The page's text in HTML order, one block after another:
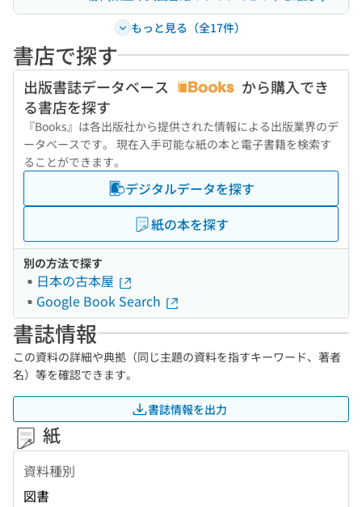
もっと見る（全17件）
書店で探す
出版書誌データベース
から購入でき
る書店を探す
『Books』は各出版社から提供された情報による出版業界のデ
ータベースです。 現在入手可能な紙の本と電子書籍を検索す
ることができます。
デジタルデータを探す
紙の本を探す
別の方法で探す
日本の古本屋
Google Book Search
書誌情報
この資料の詳細や典拠（同じ主題の資料を指すキーワード、著者
名）等を確認できます。
書誌情報を出力
紙
資料種別
図書